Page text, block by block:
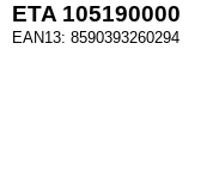
ETA 105190000
EAN13: 8590393260294